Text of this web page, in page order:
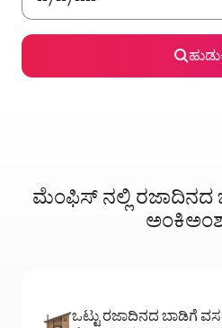
ಮೆಂಫಿಸ್ ನಲ್ಲಿ ರಜಾದಿನದ
ಒಟ್ಟು ರಜಾದಿನದ ಬಾಡಿಗೆ